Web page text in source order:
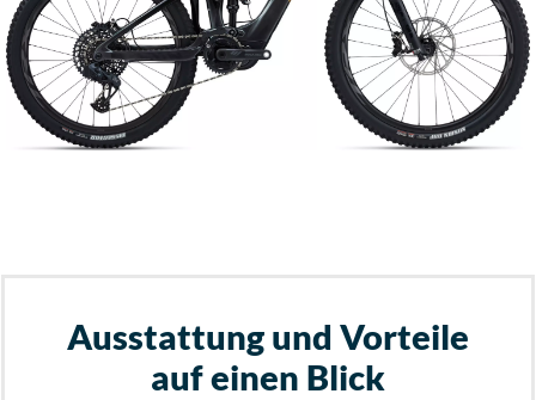
Ausstattung und Vorteile
auf einen Blick